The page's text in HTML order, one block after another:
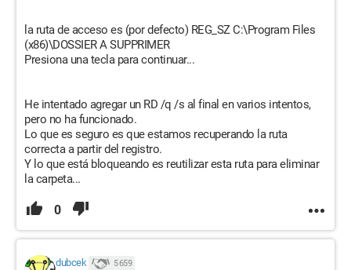
la ruta de acceso es (por defecto) REG_SZ C:\Program Files
(x86)\DOSSIER A SUPPRIMER
Presiona una tecla para continuar...
He intentado agregar un RD /q /s al final en varios intentos,
pero no ha funcionado.
Lo que es seguro es que estamos recuperando la ruta
correcta a partir del registro.
Y lo que está bloqueando es reutilizar esta ruta para eliminar
la carpeta...
0
dubcek 5 659